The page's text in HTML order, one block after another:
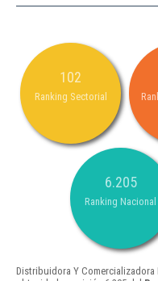
102
Ranking Sectorial
6.205
Ranking Nacional
Distribuidora Y Comercializadora